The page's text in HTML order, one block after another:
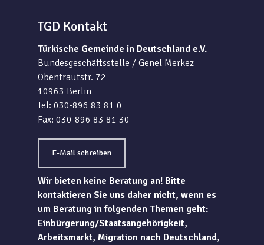
TGD Kontakt
Türkische Gemeinde in Deutschland e.V.
Bundesgeschäftsstelle / Genel Merkez
Obentrautstr. 72
10963 Berlin
Tel: 030-896 83 81 0
Fax: 030-896 83 81 30
E-Mail schreiben
Wir bieten keine Beratung an! Bitte
kontaktieren Sie uns daher nicht, wenn es
um Beratung in folgenden Themen geht:
Einbürgerung/Staatsangehörigkeit,
Arbeitsmarkt, Migration nach Deutschland,